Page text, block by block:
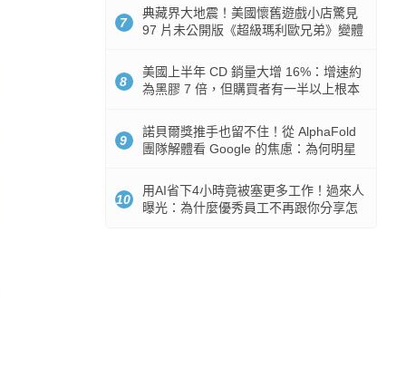
7
典藏界大地震！美國懷舊遊戲小店驚見
97 片未公開版《超級瑪利歐兄弟》變體
8
美國上半年 CD 銷量大增 16%：增速約
為黑膠 7 倍，但購買者有一半以上根本
9
諾貝爾獎推手也留不住！從 AlphaFold
團隊解體看 Google 的焦慮：為何明星
10
用AI省下4小時竟被塞更多工作！過來人
曝光：為什麼優秀員工不再跟你分享怎